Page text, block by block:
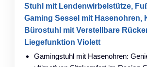
Stuhl mit Lendenwirbelstütze,
Gaming Sessel mit Hasenohren,
Bürostuhl mit Verstellbare
Liegefunktion Violett
Gamingstuhl mit Hasenohren: